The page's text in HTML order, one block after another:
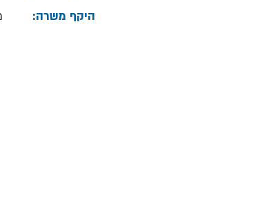
היקף משרה: